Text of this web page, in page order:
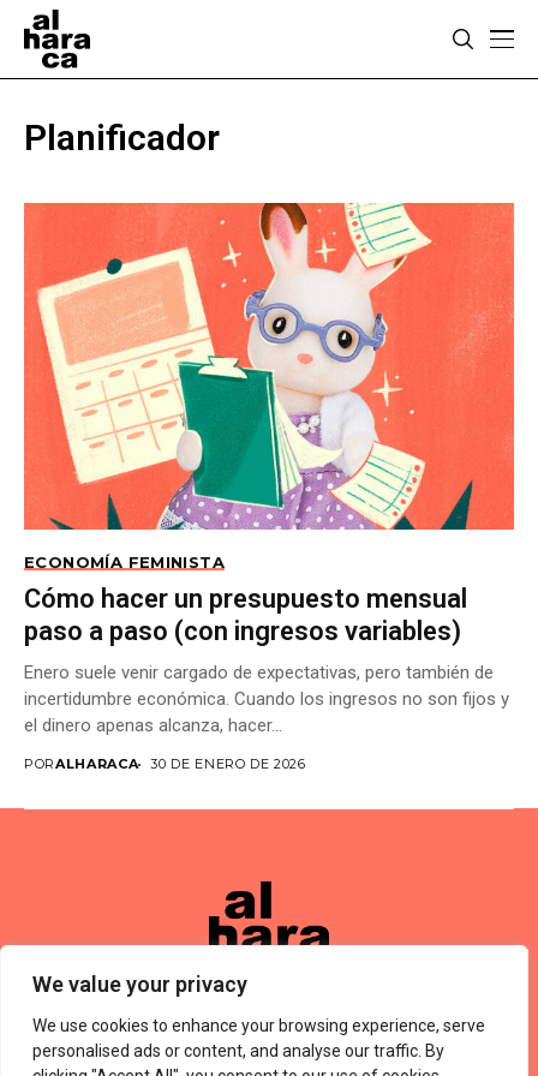
We value your privacy
We use cookies to enhance your browsing experience, serve
personalised ads or content, and analyse our traffic. By
Planificador
ECONOMÍA FEMINISTA
Cómo hacer un presupuesto mensual
paso a paso (con ingresos variables)
Enero suele venir cargado de expectativas, pero también de
incertidumbre económica. Cuando los ingresos no son fijos y
el dinero apenas alcanza, hacer...
PORALHARACA 30 DE ENERO DE 2026
Términos De UsoAbout UsPolítica De Privacidad
Private PolicyForums
© 2024 Alharaca